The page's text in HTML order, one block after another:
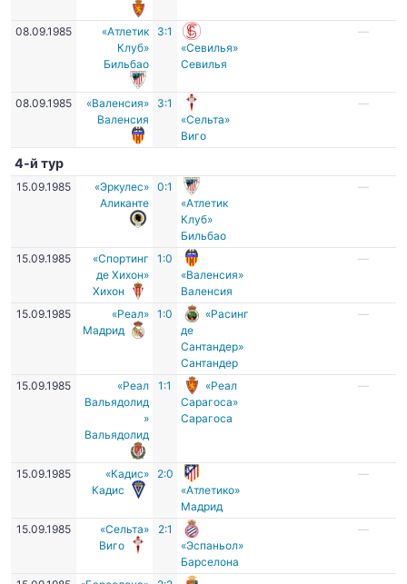
08.09.1985
«Атлетик
Клуб»
Бильбао
3:1
«Севилья»
Севилья
—
08.09.1985
«Валенсия»
Валенсия
3:1
«Сельта»
Виго
—
4-й тур
15.09.1985
«Эркулес»
Аликанте
0:1
«Атлетик
Клуб»
Бильбао
—
15.09.1985
«Спортинг
де Хихон»
Хихон
1:0
«Валенсия»
Валенсия
—
15.09.1985
«Реал»
Мадрид
1:0
«Расинг
де
Сантандер»
Сантандер
—
15.09.1985
«Реал
Вальядолид
»
Вальядолид
1:1
«Реал
Сарагоса»
Сарагоса
—
15.09.1985
«Кадис»
Кадис
2:0
«Атлетико»
Мадрид
—
15.09.1985
«Сельта»
Виго
2:1
«Эспаньол»
Барселона
—